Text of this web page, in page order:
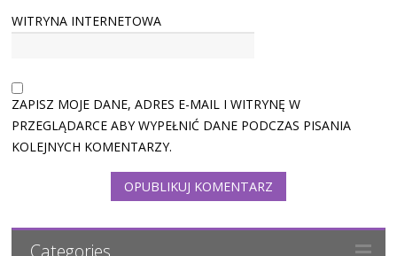
WITRYNA INTERNETOWA
ZAPISZ MOJE DANE, ADRES E-MAIL I WITRYNĘ W
PRZEGLĄDARCE ABY WYPEŁNIĆ DANE PODCZAS PISANIA
KOLEJNYCH KOMENTARZY.
Categories